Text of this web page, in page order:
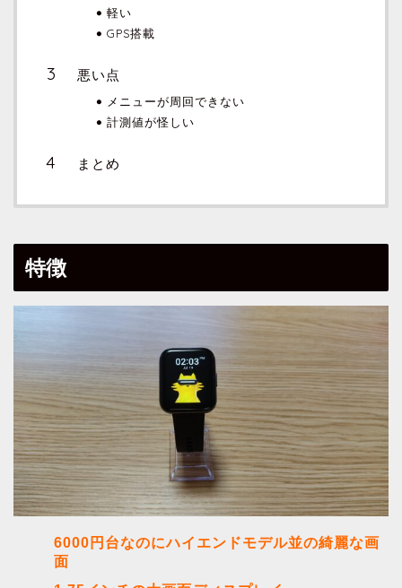
軽い
GPS搭載
悪い点
メニューが周回できない
計測値が怪しい
まとめ
特徴
6000円台なのにハイエンドモデル並の綺麗な画
面